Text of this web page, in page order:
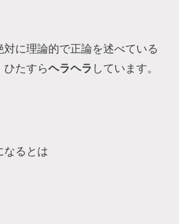
に理論的で正論を述べている
ひたすらヘラヘラ しています。
なるとは